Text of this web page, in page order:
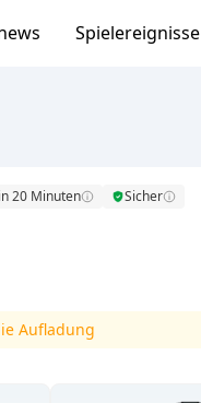
Spielereignisse
20 Minuten Sicher
Aufladung